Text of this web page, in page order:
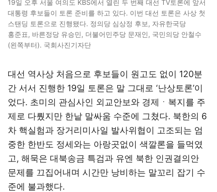
19일 오후 서울 여의도 KBS에서 열린 두 번째 대선 TV토론에 앞서
대통령 후보들이 토론 준비를 하고 있다. 이번 대선 토론은 사상 첫
스탠딩 토론으로 진행됐다. 정의당 심상정 후보, 자유한국당
홍준표, 바른정당 유승민, 더불어민주당 문재인, 국민의당 안철수
(왼쪽부터). 국회사진기자단
대선 역사상 처음으로 후보들이 원고도 없이 120분
간 서서 진행한 19일 토론은 말 그대로 ‘난상토론’이
었다. 초미의 관심사인 외교안보와 경제ㆍ복지를 주
제로 다뤘지만 한낱 말싸움 수준에 그쳤다. 북한의 6
차 핵실험과 장거리미사일 발사위협이 고조되는 엄
중한 한반도 정세와는 아랑곳없이 색깔론을 들먹였
고, 해묵은 대북송금 특검과 유엔 북한 인권결의안
문제를 끄집어내며 시간만 낭비하는 말꼬리 잡기 수
준에 불과했다.